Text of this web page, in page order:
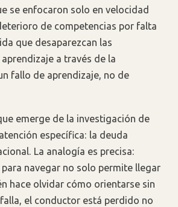
se enfocaron solo en velocidad
de competencias por falta
que desaparezcan las
a través de la
fallo de aprendizaje, no de
emerge de la investigación de
específica: la deuda
La analogía es precisa:
para navegar no solo permite llegar
hace olvidar cómo orientarse sin
falla, el conductor está perdido no